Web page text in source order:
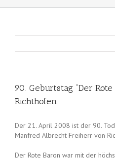
90. Geburtstag “Der
Richthofen
Der 21. April 2008 ist der 90.
Manfred Albrecht Freiherr von
Der Rote Baron war mit der